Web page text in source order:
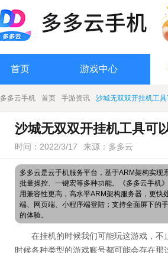
首页 游戏中心
多多云手机 首页 手游资讯 沙城无双双开挂机工
沙城无双双开挂机工具可
时间：2022/3/17 来源：多多云
多多云是云手机服务平台，基于ARM架构实现
批量操控、一键宏等多种功能。《多多云手机
用兼容性更高，高水平ARM架构服务器，更快
端、网页端、小程序端登陆；支持全面屏下的
的体验。
在挂机的时候我们可能玩这游戏，
时候各种类型的游戏账号都可能会存在